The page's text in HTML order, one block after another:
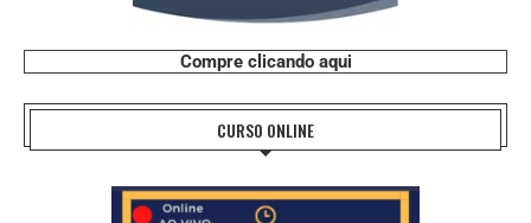
Compre clicando aqui
CURSO ONLINE